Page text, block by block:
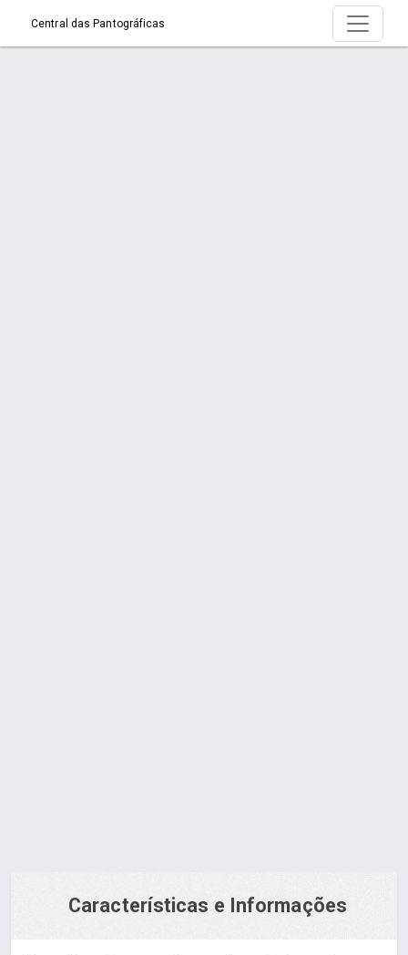
Central das Pantográficas
Características e Informações